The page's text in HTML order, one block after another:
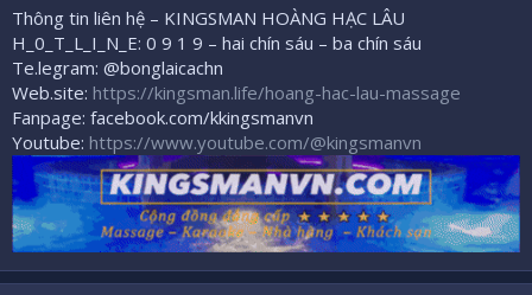
Thông tin liên hệ – KINGSMAN HOÀNG HẠC LÂU
H_0_T_L_I_N_E: 0 9 1 9 – hai chín sáu – ba chín sáu
Te.legram: @bonglaicachn
Web.site: https://kingsman.life/hoang-hac-lau-massage
Fanpage: facebook.com/kkingsmanvn
Youtube: https://www.youtube.com/@kingsmanvn